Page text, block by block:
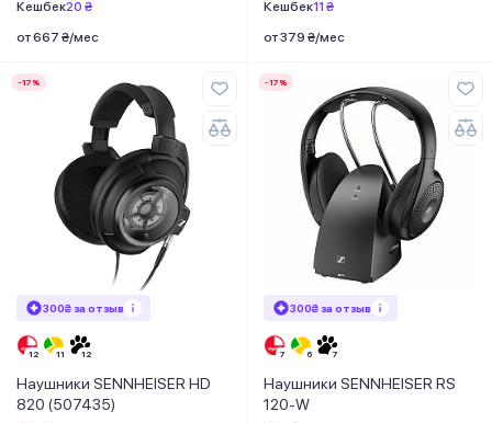
Кешбек20 ₴
от 667 ₴/мес
Кешбек11 ₴
от 379 ₴/мес
-17%
300₴ за отзыв
Наушники SENNHEISER HD
820 (507435)
-17%
300₴ за отзыв
Наушники SENNHEISER RS
120-W